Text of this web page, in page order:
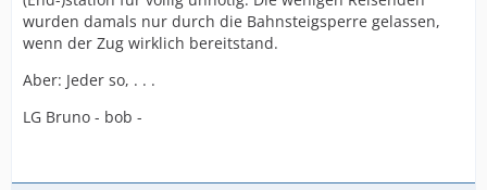
wurden damals nur durch die Bahnsteigsperre gelassen,
wenn der Zug wirklich bereitstand.
Aber: Jeder so, . . .
LG Bruno - bob -